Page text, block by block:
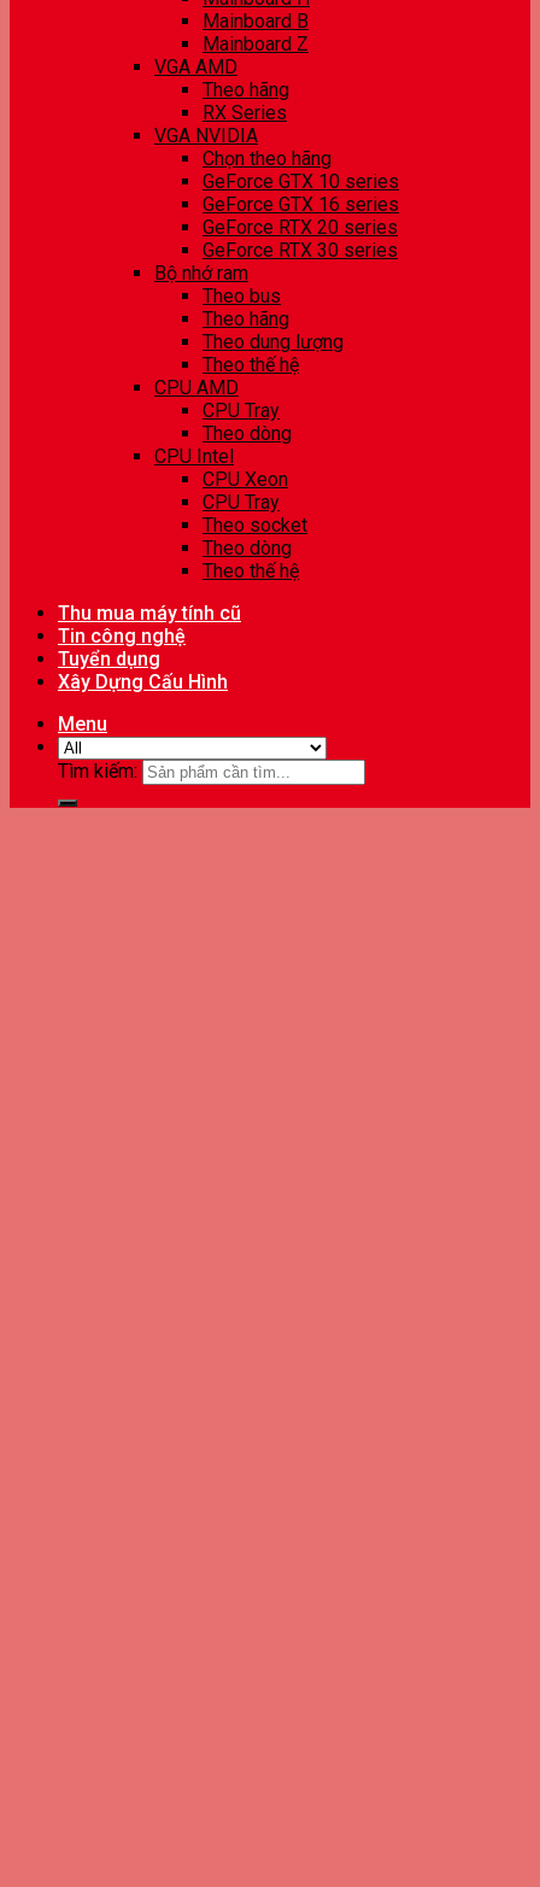
Mainboard B
Mainboard Z
VGA AMD
Theo hãng
RX Series
VGA NVIDIA
Chọn theo hãng
GeForce GTX 10 series
GeForce GTX 16 series
GeForce RTX 20 series
GeForce RTX 30 series
Bộ nhớ ram
Theo bus
Theo hãng
Theo dung lượng
Theo thế hệ
CPU AMD
CPU Tray
Theo dòng
CPU Intel
CPU Xeon
CPU Tray
Theo socket
Theo dòng
Theo thế hệ
Thu mua máy tính cũ
Tin công nghệ
Tuyển dụng
Xây Dựng Cấu Hình
Menu
Tìm kiếm: